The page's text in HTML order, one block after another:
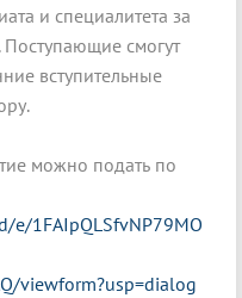
и специалитета за
смогут
вступительные
можно подать по
1FAIpQLSfvNP79MO
viewform?usp=dialog